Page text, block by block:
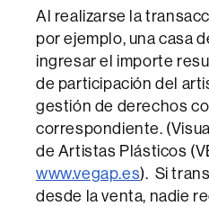
Al realizarse la
por ejemplo, una casa
ingresar el importe
de participación del
gestión de derechos
correspondiente.
de Artistas Plásticos
www.vegap.es). Si
desde la venta, nadie